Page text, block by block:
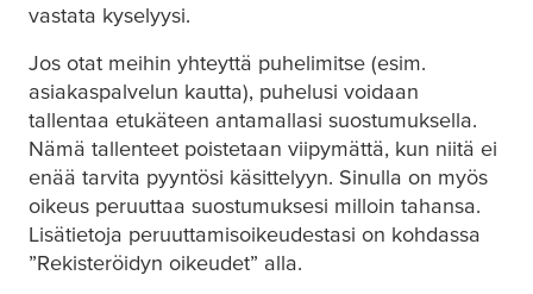
vastata kyselyysi.
Jos otat meihin yhteyttä puhelimitse (esim.
asiakaspalvelun kautta), puhelusi voidaan
tallentaa etukäteen antamallasi suostumuksella.
Nämä tallenteet poistetaan viipymättä, kun niitä ei
enää tarvita pyyntösi käsittelyyn. Sinulla on myös
oikeus peruuttaa suostumuksesi milloin tahansa.
Lisätietoja peruuttamisoikeudestasi on kohdassa
”Rekisteröidyn oikeudet” alla.